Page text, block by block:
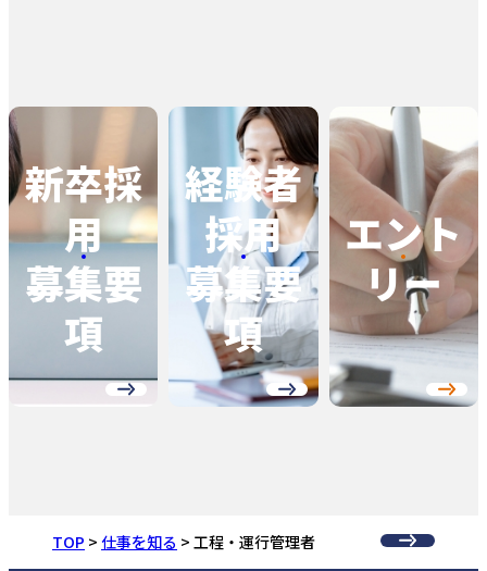
新卒採
用
募集要
項
経験者
採用
募集要
項
エント
リー
TOP 仕事を知る 工程・運行管理者